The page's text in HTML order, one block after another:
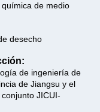
de medio
desecho
de ingeniería de
de Jiangsu y el
JICUI-